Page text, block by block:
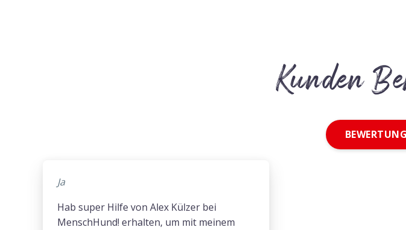
Kunden
Ja
Hab super Hilfe von Alex Külzer bei
MenschHund! erhalten, um mit meinem